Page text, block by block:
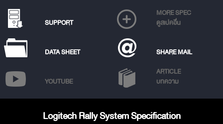
SUPPORT
MORE SPEC
ดูสเปคอื่น
DATA SHEET SHARE MAIL
YOUTUBE
ARTICLE
บทความ
Logitech Rally System Specification